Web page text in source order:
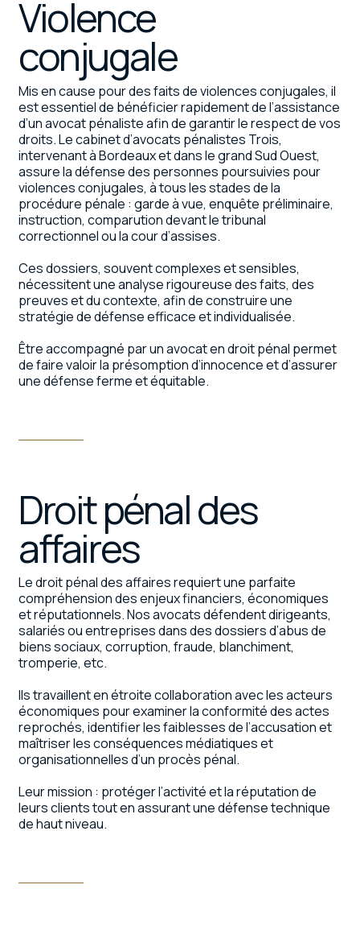
Violence
conjugale
Mis en cause pour des faits de violences conjugales, il
est essentiel de bénéficier rapidement de l’assistance
d’un avocat pénaliste afin de garantir le respect de vos
droits. Le cabinet d’avocats pénalistes Trois,
intervenant à Bordeaux et dans le grand Sud Ouest,
assure la défense des personnes poursuivies pour
violences conjugales, à tous les stades de la
procédure pénale : garde à vue, enquête préliminaire,
instruction, comparution devant le tribunal
correctionnel ou la cour d’assises.
Ces dossiers, souvent complexes et sensibles,
nécessitent une analyse rigoureuse des faits, des
preuves et du contexte, afin de construire une
stratégie de défense efficace et individualisée.
Être accompagné par un avocat en droit pénal permet
de faire valoir la présomption d’innocence et d’assurer
une défense ferme et équitable.
Droit pénal des
affaires
Le droit pénal des affaires requiert une parfaite
compréhension des enjeux financiers, économiques
et réputationnels. Nos avocats défendent dirigeants,
salariés ou entreprises dans des dossiers d’abus de
biens sociaux, corruption, fraude, blanchiment,
tromperie, etc.
Ils travaillent en étroite collaboration avec les acteurs
économiques pour examiner la conformité des actes
reprochés, identifier les faiblesses de l’accusation et
maîtriser les conséquences médiatiques et
organisationnelles d’un procès pénal.
Leur mission : protéger l’activité et la réputation de
leurs clients tout en assurant une défense technique
de haut niveau.